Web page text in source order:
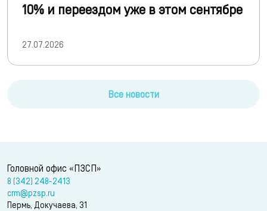
10% и переездом уже в этом сентябре
27.07.2026
Все новости
Головной офис «ПЗСП»
8 (342) 248-2413
crm@pzsp.ru
Пермь, Докучаева, 31